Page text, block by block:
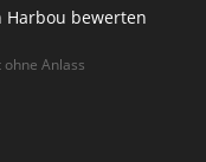
Harbou bewerten
Anlass